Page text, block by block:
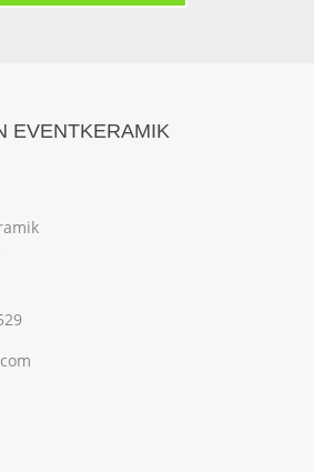
EVENTKERAMIK